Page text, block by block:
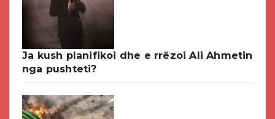
Ja kush planifikoi dhe e rrëzoi Ali Ahmetin
nga pushteti?